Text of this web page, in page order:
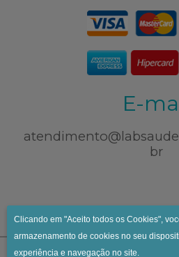
E-
br
Clicando em "Aceito todos os Cookies",
armazenamento de cookies no seu
experiência e navegação no site.